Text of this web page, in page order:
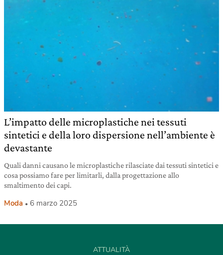
L’impatto delle microplastiche nei tessuti
sintetici e della loro dispersione nell’ambiente è
devastante
Quali danni causano le microplastiche rilasciate dai tessuti sintetici e
cosa possiamo fare per limitarli, dalla progettazione allo
smaltimento dei capi.
Moda 6 marzo 2025
ATTUALITÀ